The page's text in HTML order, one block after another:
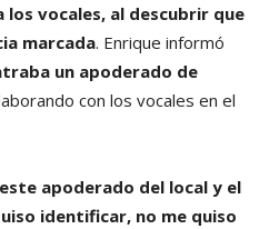
vocales, al descubrir que
marcada. Enrique informó
un apoderado de
con los vocales en el
apoderado del local y el
identificar, no me quiso